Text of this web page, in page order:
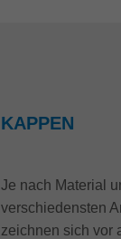
KAPPEN
Je nach Material
verschiedensten
zeichnen sich vor